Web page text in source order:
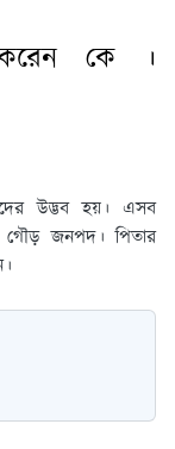
করেন কে ।
উদ্ভব হয়। এসব
জনপদ। পিতার